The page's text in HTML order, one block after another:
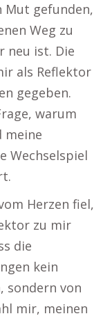
Mut gefunden,
Weg zu
neu ist. Die
als Reflektor
gegeben.
warum
meine
Wechselspiel
Herzen fiel,
zu mir
die
kein
sondern von
mir, meinen